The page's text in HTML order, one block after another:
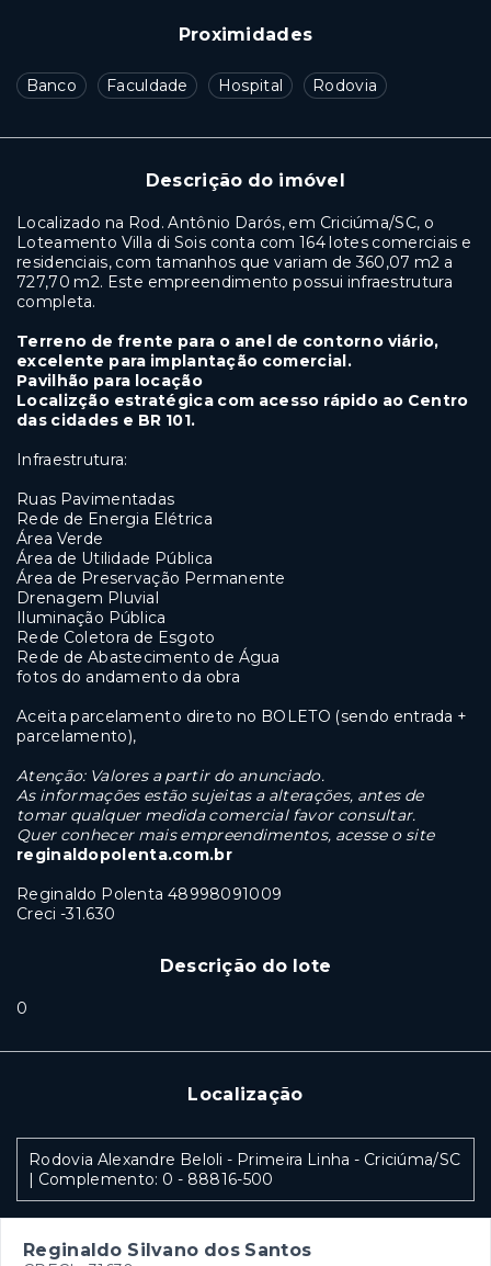
Proximidades
Banco Faculdade Hospital Rodovia
Descrição do imóvel
Localizado na Rod. Antônio Darós, em Criciúma/SC, o
Loteamento Villa di Sois conta com 164 lotes comerciais e
residenciais, com tamanhos que variam de 360,07 m2 a
727,70 m2. Este empreendimento possui infraestrutura
completa.
Terreno de frente para o anel de contorno viário,
excelente para implantação comercial.
Pavilhão para locação
Localizção estratégica com acesso rápido ao Centro
das cidades e BR 101.
Infraestrutura:
Ruas Pavimentadas
Rede de Energia Elétrica
Área Verde
Área de Utilidade Pública
Área de Preservação Permanente
Drenagem Pluvial
Iluminação Pública
Rede Coletora de Esgoto
Rede de Abastecimento de Água
fotos do andamento da obra
Aceita parcelamento direto no BOLETO (sendo entrada +
parcelamento),
Atenção: Valores a partir do anunciado.
As informações estão sujeitas a alterações, antes de
tomar qualquer medida comercial favor consultar.
Quer conhecer mais empreendimentos, acesse o site
reginaldopolenta.com.br
Reginaldo Polenta 48998091009
Creci -31.630
Descrição do lote
0
Localização
Rodovia Alexandre Beloli - Primeira Linha - Criciúma/SC
| Complemento: 0 - 88816-500
Reginaldo Silvano dos Santos